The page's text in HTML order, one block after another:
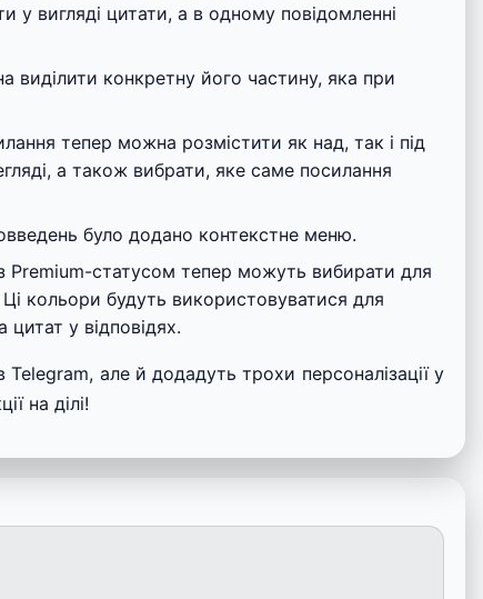
вигляді цитати, а в одному повідомленні
виділити конкретну його частину, яка при
тепер можна розмістити як над, так і під
а також вибрати, яке саме посилання
було додано контекстне меню.
Premium-статусом тепер можуть вибирати для
кольори будуть використовуватися для
у відповідях.
Telegram, але й додадуть трохи персоналізації у
на ділі!